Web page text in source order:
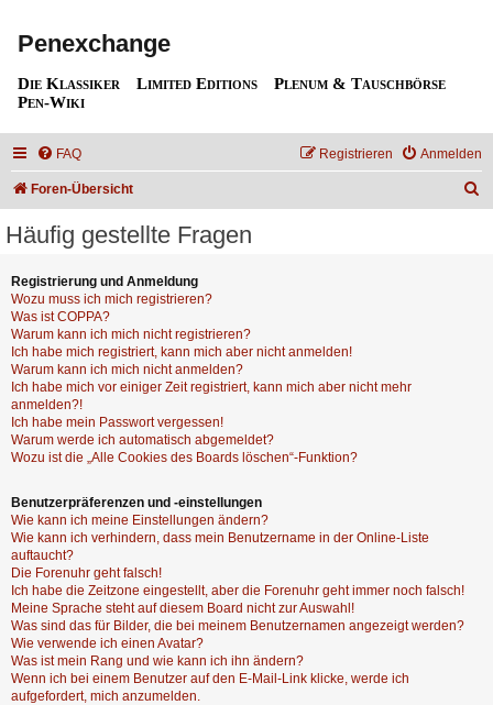
Penexchange
Die Klassiker Limited Editions
Plenum & Tauschbörse
Pen-Wiki
FAQ Anmelden
Registrieren
Foren-Übersicht
Häufig gestellte Fragen
Registrierung und Anmeldung
Wozu muss ich mich registrieren?
Was ist COPPA?
Warum kann ich mich nicht registrieren?
Ich habe mich registriert, kann mich aber nicht anmelden!
Warum kann ich mich nicht anmelden?
Ich habe mich vor einiger Zeit registriert, kann mich aber nicht mehr
anmelden?!
Ich habe mein Passwort vergessen!
Warum werde ich automatisch abgemeldet?
Wozu ist die „Alle Cookies des Boards löschen“-Funktion?
Benutzerpräferenzen und -einstellungen
Wie kann ich meine Einstellungen ändern?
Wie kann ich verhindern, dass mein Benutzername in der Online-Liste
auftaucht?
Die Forenuhr geht falsch!
Ich habe die Zeitzone eingestellt, aber die Forenuhr geht immer noch falsch!
Meine Sprache steht auf diesem Board nicht zur Auswahl!
Was sind das für Bilder, die bei meinem Benutzernamen angezeigt werden?
Wie verwende ich einen Avatar?
Was ist mein Rang und wie kann ich ihn ändern?
Wenn ich bei einem Benutzer auf den E-Mail-Link klicke, werde ich
aufgefordert, mich anzumelden.